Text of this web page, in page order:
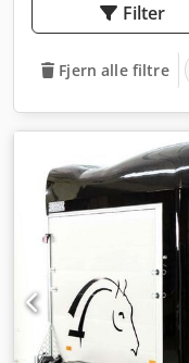
Filter
Fjern alle filtre